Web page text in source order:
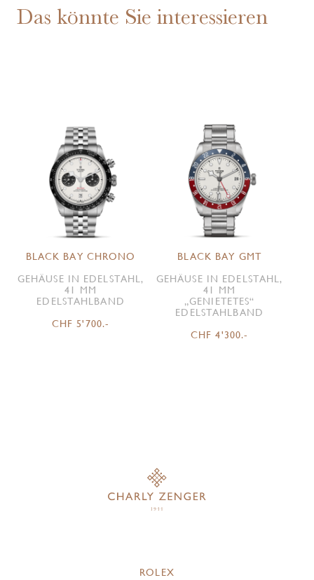
Das könnte Sie interessieren
BLACK BAY CHRONO
GEHÄUSE IN EDELSTAHL,
41 MM
EDELSTAHLBAND
CHF 5'700.-
BLACK BAY GMT
GEHÄUSE IN EDELSTAHL,
41 MM
„GENIETETES“
EDELSTAHLBAND
CHF 4'300.-
ROLEX